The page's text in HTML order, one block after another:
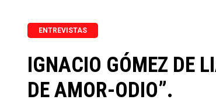
ENTREVISTAS
IGNACIO GÓMEZ DE
DE AMOR-ODIO”.